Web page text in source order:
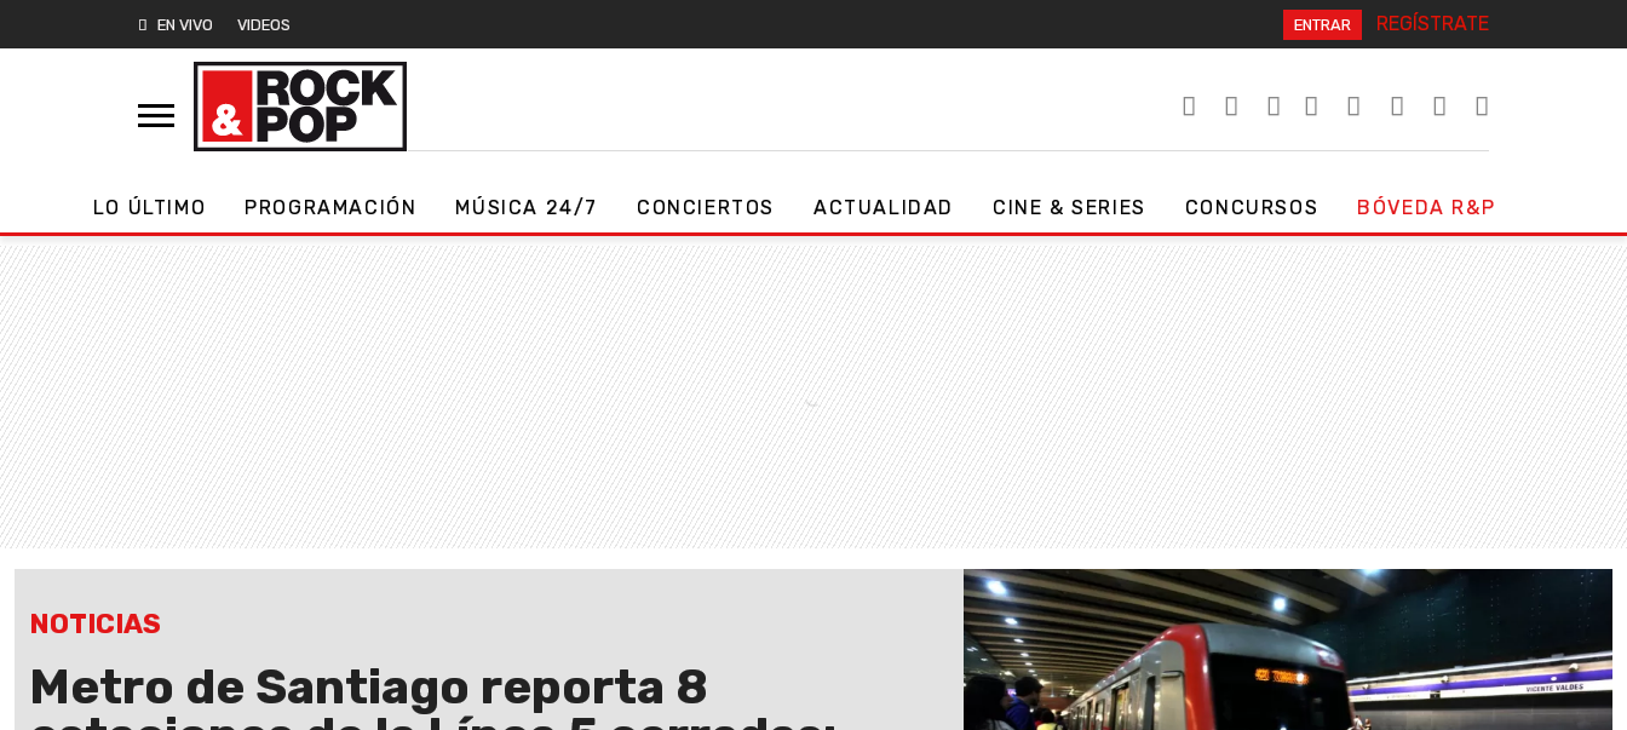
EN VIVO VIDEOS ENTRAR REGÍSTRATE
LO ÚLTIMO PROGRAMACIÓN MÚSICA 24/7 CONCIERTOS ACTUALIDAD CINE & SERIES CONCURSOS BÓVEDA R&P
NOTICIAS
Metro de Santiago reporta 8